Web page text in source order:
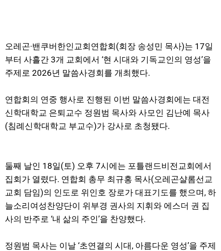
오레곤·밴쿠버한인교회연합회(회장 송성민 목사)는 17일
부터 사흘간 3개 교회에서 ‘현 시대와 기독교인의 영성’을
주제로 2026년 말씀사경회를 개최했다.
연합회의 연중 행사로 진행된 이번 말씀사경회에는 대전
신학대학교 은퇴교수 정원범 목사와 사모인 김난예 목사
(침례신학대학교 부교수)가 강사로 초청됐다.
둘째 날인 18일(토) 오후 7시에는 포틀랜드비전교회에서
집회가 열렸다. 연합회 총무 최규홍 목사(오레곤샬롬선교
교회 담임)의 인도로 위인호 장로가 대표기도를 했으며, 하
늘소리여성찬양단이 위부경 권사의 지휘와 에스더 권 집
사의 반주로 ‘내 삶의 주인’을 찬양했다.
정원범 목사는 이날 ‘초연결의 시대, 아름다운 영성’을 주제